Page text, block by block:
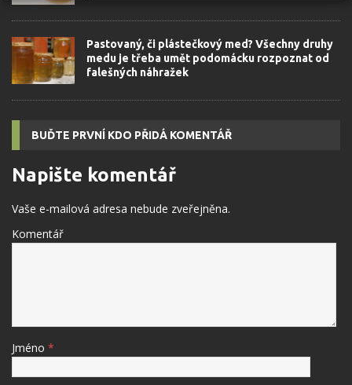
Pastovaný, či plástečkový med? Všechny druhy
medu je třeba umět podomácku rozpoznat od
falešných náhražek
BUĎTE PRVNÍ KDO PŘIDÁ KOMENTÁŘ
Napište komentář
Vaše e-mailová adresa nebude zveřejněna.
Komentář
Jméno *